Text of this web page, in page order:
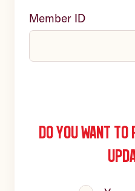
Member ID
Do you want to